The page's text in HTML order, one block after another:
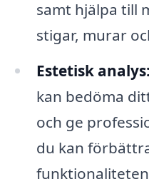
samt hjälpa till
stigar, murar
Estetisk analys:
kan bedöma
och ge
du kan